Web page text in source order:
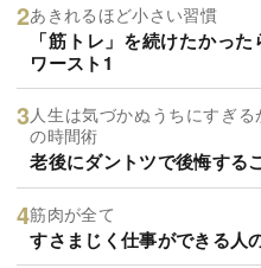
あきれるほど小さい習慣
「筋トレ」を続けたかっ
ワースト1
人生は気づかぬうちにすぎ
の時間術
老後にダントツで後悔する
筋肉が全て
すさまじく仕事ができる人